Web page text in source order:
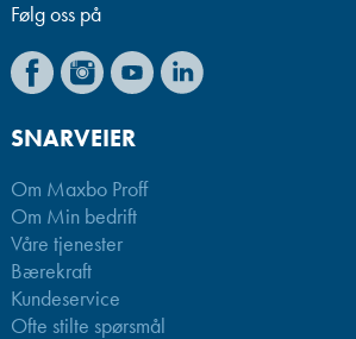
Følg oss på
SNARVEIER
Om Maxbo Proff
Om Min bedrift
Våre tjenester
Bærekraft
Kundeservice
Ofte stilte spørsmål